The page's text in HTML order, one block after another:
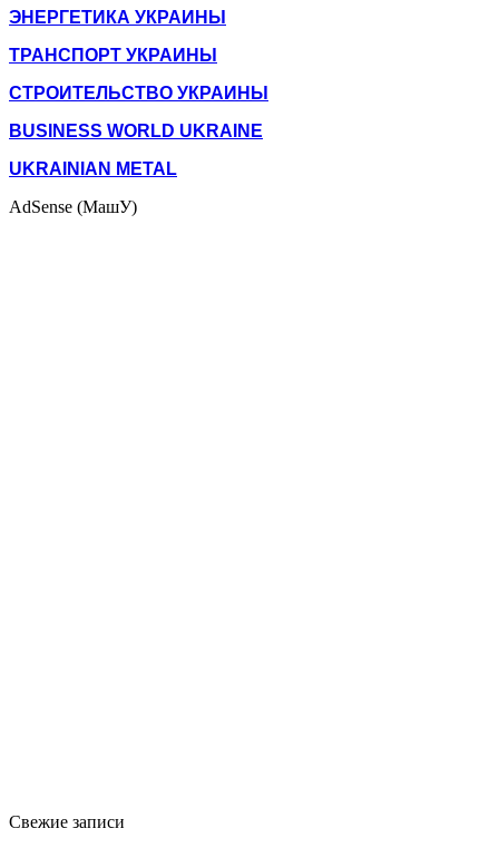
ЭНЕРГЕТИКА УКРАИНЫ
ТРАНСПОРТ УКРАИНЫ
СТРОИТЕЛЬСТВО УКРАИНЫ
BUSINESS WORLD UKRAINE
UKRAINIAN METAL
AdSense (МашУ)
Свежие записи